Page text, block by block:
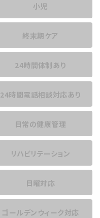
小児
終末期ケア
24時間体制あり
24時間電話相談対応あり
日常の健康管理
リハビリテーション
日曜対応
ゴールデンウィーク対応